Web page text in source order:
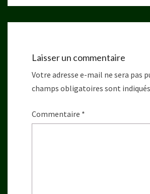
Laisser un commentaire
Votre adresse e-mail ne sera pas
champs obligatoires sont
Commentaire *